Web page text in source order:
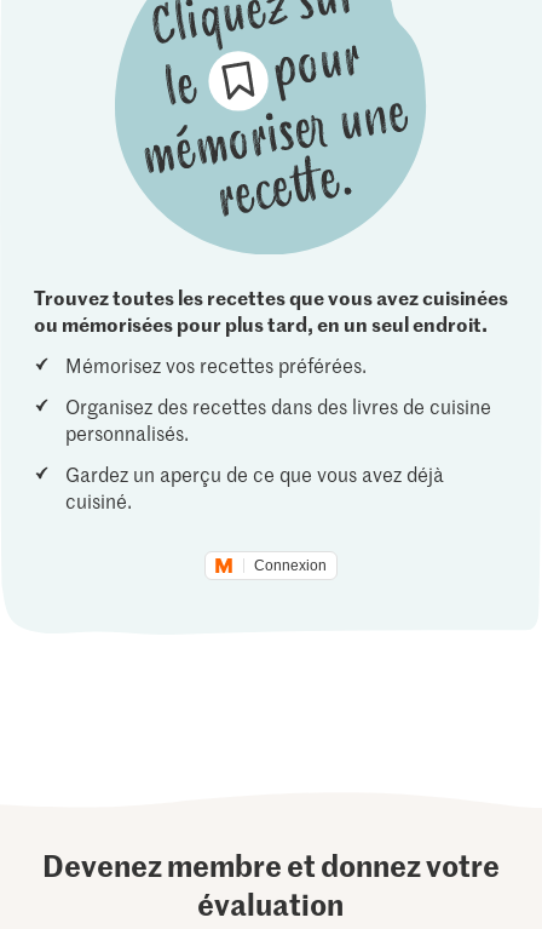
Trouvez toutes les recettes que vous avez cuisinées
ou mémorisées pour plus tard, en un seul endroit.
Mémorisez vos recettes préférées.
Organisez des recettes dans des livres de cuisine
personnalisés.
Gardez un aperçu de ce que vous avez déjà
cuisiné.
Connexion
Devenez membre et donnez votre
évaluation